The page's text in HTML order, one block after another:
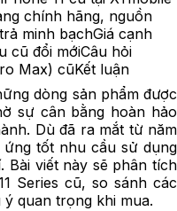
chính hãng, nguồn
minh bạchGiá cạnh
cũ đổi mớiCâu hỏi
Max) cũKết luận
dòng sản phẩm được
sự cân bằng hoàn hảo
Dù đã ra mắt từ năm
ứng tốt nhu cầu sử dụng
Bài viết này sẽ phân tích
Series cũ, so sánh các
quan trọng khi mua.